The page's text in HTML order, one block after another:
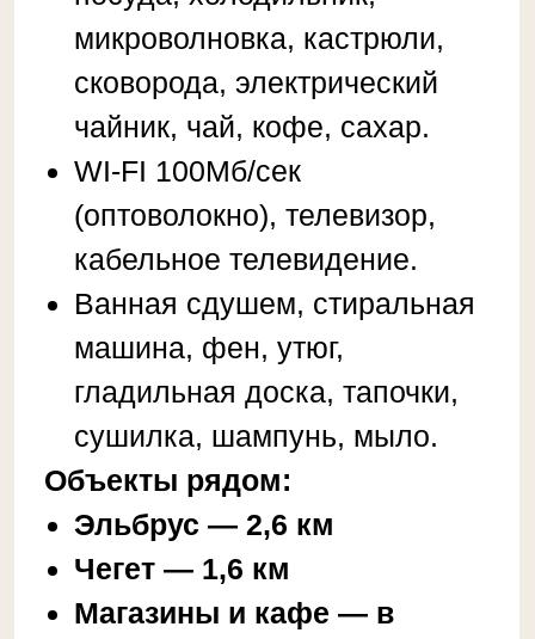
Объекты рядом:
Эльбрус — 2,6 км
Чегет — 1,6 км
Магазины и кафе — в
шаговой доступности
Расчетный час:
Заезд с 14:00.
Выезд до 11:00.
❗ Правила проживания:
У нас не курят.
У нас не проводятся шумные
мероприятия.
При себе необходимо иметь
При отмене позднее 14 дней
до даты заселения бронь не